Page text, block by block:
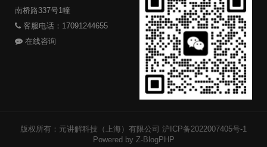
南桥路337号1幢
客服电话：17091244655
在线咨询
版权所有：元讲解科技（上海）有限公司 沪ICP备2022007405号-1
Powered by Z-BlogPHP